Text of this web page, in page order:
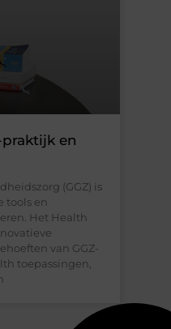
en
(GGZ) is
tools en
Het Health
van GGZ-
toepassingen,